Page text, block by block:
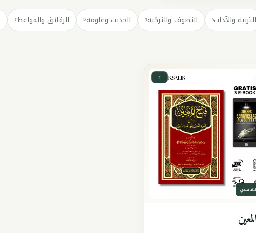
التربية والآداب٥ التصوف والتزكية٦ الحديث وعلومه٧ الرقائق والمواعظ٢
٢